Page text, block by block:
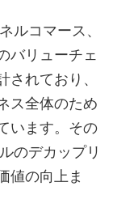
ルコマース、
バリューチェ
れており、
ス全体のため
います。その
のデカップリ
値の向上ま